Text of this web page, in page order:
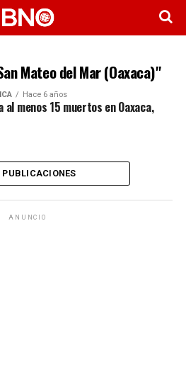
Mateo del Mar (Oaxaca)"
Hace 6 años
al menos 15 muertos en Oaxaca,
ANUNCIO